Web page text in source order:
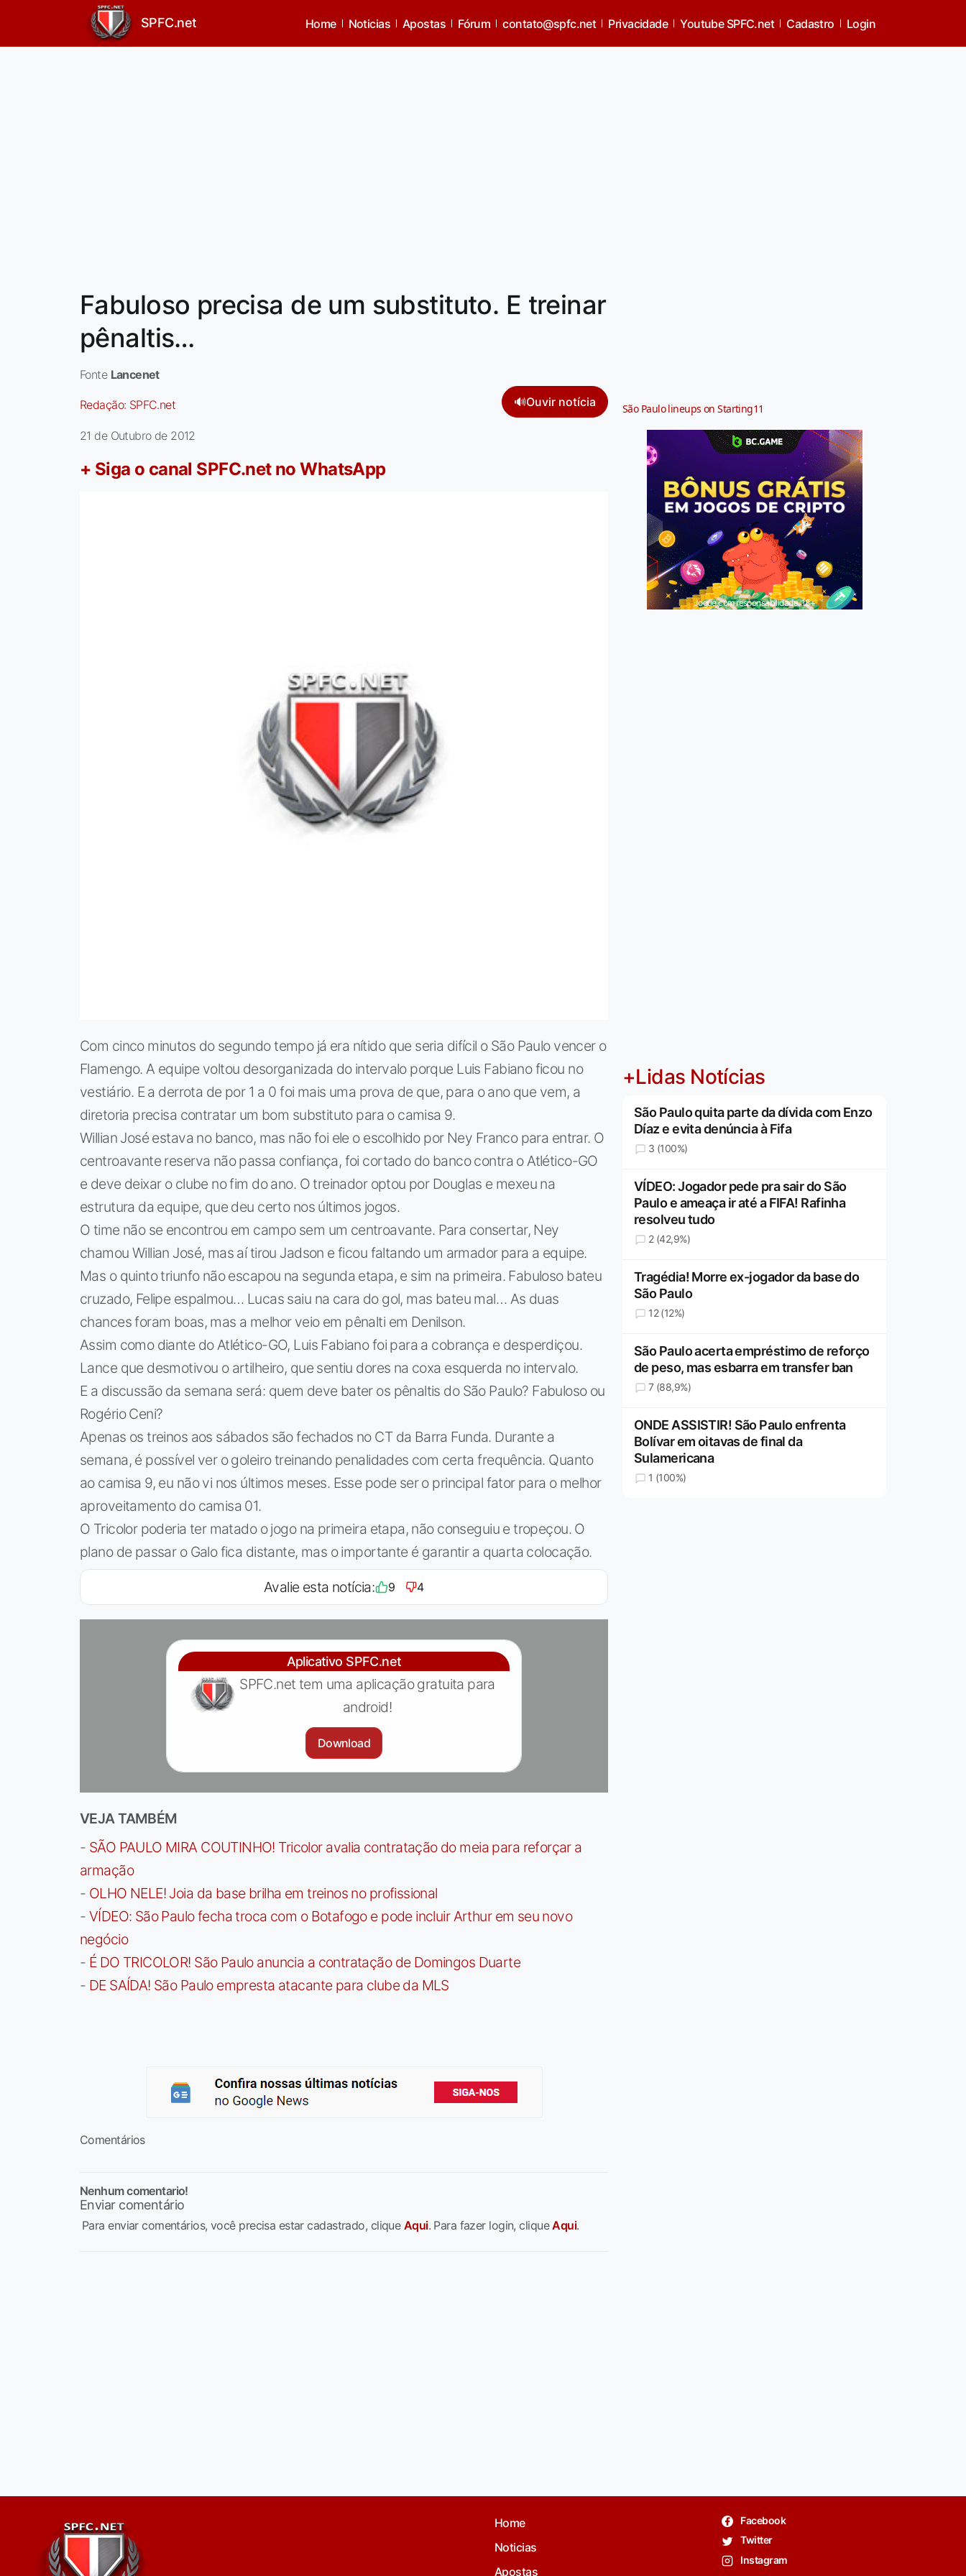
SPFC.net Home Noticias Apostas Fórum contato@spfc.net Privacidade Youtube SPFC.net Cadastro Login
Fabuloso precisa de um substituto. E treinar
pênaltis…
Fonte Lancenet
Redação: SPFC.net 🔊Ouvir notícia
21 de Outubro de 2012
+ Siga o canal SPFC.net no WhatsApp
Com cinco minutos do segundo tempo já era nítido que seria difícil o São Paulo vencer o
Flamengo. A equipe voltou desorganizada do intervalo porque Luis Fabiano ficou no
vestiário. E a derrota de por 1 a 0 foi mais uma prova de que, para o ano que vem, a
diretoria precisa contratar um bom substituto para o camisa 9.
Willian José estava no banco, mas não foi ele o escolhido por Ney Franco para entrar. O
centroavante reserva não passa confiança, foi cortado do banco contra o Atlético-GO
e deve deixar o clube no fim do ano. O treinador optou por Douglas e mexeu na
estrutura da equipe, que deu certo nos últimos jogos.
O time não se encontrou em campo sem um centroavante. Para consertar, Ney
chamou Willian José, mas aí tirou Jadson e ficou faltando um armador para a equipe.
Mas o quinto triunfo não escapou na segunda etapa, e sim na primeira. Fabuloso bateu
cruzado, Felipe espalmou… Lucas saiu na cara do gol, mas bateu mal… As duas
chances foram boas, mas a melhor veio em pênalti em Denilson.
Assim como diante do Atlético-GO, Luis Fabiano foi para a cobrança e desperdiçou.
Lance que desmotivou o artilheiro, que sentiu dores na coxa esquerda no intervalo.
E a discussão da semana será: quem deve bater os pênaltis do São Paulo? Fabuloso ou
Rogério Ceni?
Apenas os treinos aos sábados são fechados no CT da Barra Funda. Durante a
semana, é possível ver o goleiro treinando penalidades com certa frequência. Quanto
ao camisa 9, eu não vi nos últimos meses. Esse pode ser o principal fator para o melhor
aproveitamento do camisa 01.
O Tricolor poderia ter matado o jogo na primeira etapa, não conseguiu e tropeçou. O
plano de passar o Galo fica distante, mas o importante é garantir a quarta colocação.
Avalie esta notícia: 9 4
Aplicativo SPFC.net
SPFC.net tem uma aplicação gratuita para
android!
Download
VEJA TAMBÉM
- SÃO PAULO MIRA COUTINHO! Tricolor avalia contratação do meia para reforçar a
armação
- OLHO NELE! Joia da base brilha em treinos no profissional
- VÍDEO: São Paulo fecha troca com o Botafogo e pode incluir Arthur em seu novo
negócio
- É DO TRICOLOR! São Paulo anuncia a contratação de Domingos Duarte
- DE SAÍDA! São Paulo empresta atacante para clube da MLS
Comentários
Nenhum comentario!
Enviar comentário
Para enviar comentários, você precisa estar cadastrado, clique Aqui. Para fazer login, cliqueAqui.
São Paulo lineups on Starting11
Jogue com responsabilidade. 18+
+Lidas Notícias
São Paulo quita parte da dívida com Enzo
Díaz e evita denúncia à Fifa
3 (100%)
VÍDEO: Jogador pede pra sair do São
Paulo e ameaça ir até a FIFA! Rafinha
resolveu tudo
2 (42,9%)
Tragédia! Morre ex-jogador da base do
São Paulo
12 (12%)
São Paulo acerta empréstimo de reforço
de peso, mas esbarra em transfer ban
7 (88,9%)
ONDE ASSISTIR! São Paulo enfrenta
Bolívar em oitavas de final da
Sulamericana
1 (100%)
Home
Noticias
Apostas
Facebook
Twitter
Instagram